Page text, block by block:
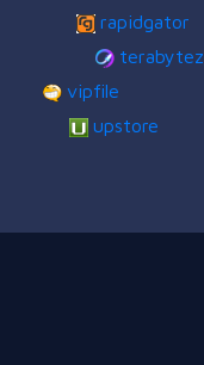
rapidgator
terabytez
vipfile
upstore